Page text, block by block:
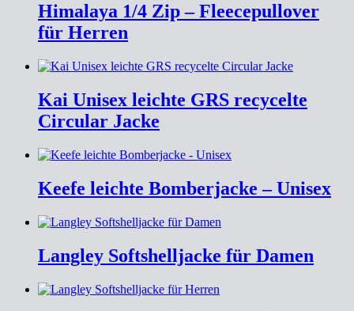
Himalaya 1/4 Zip – Fleecepullover
für Herren
Kai Unisex leichte GRS recycelte
Circular Jacke
Keefe leichte Bomberjacke – Unisex
Langley Softshelljacke für Damen